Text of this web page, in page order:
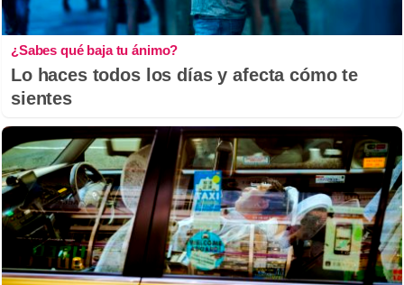
¿Sabes qué baja tu ánimo?
Lo haces todos los días y afecta cómo te
sientes